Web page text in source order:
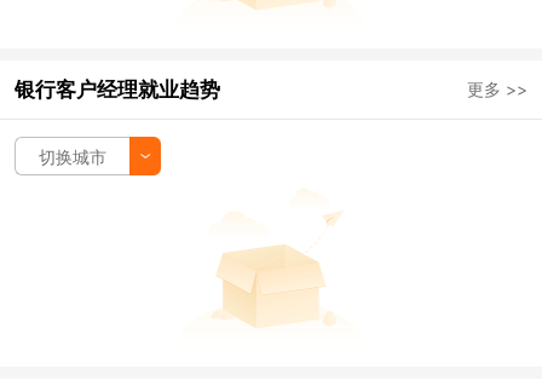
银行客户经理就业趋势 更多 >>
切换城市